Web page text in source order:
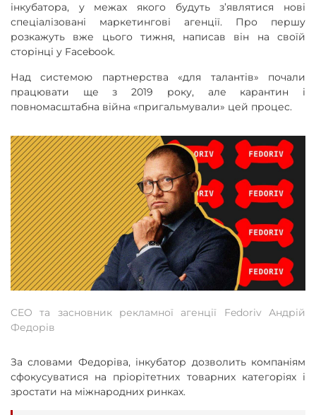
інкубатора, у межах якого будуть з’являтися нові
спеціалізовані маркетингові агенції. Про першу
розкажуть вже цього тижня, написав він на своїй
сторінці у Facebook.
Над системою партнерства «для талантів» почали
працювати ще з 2019 року, але карантин і
повномасштабна війна «пригальмували» цей процес.
CEO та засновник рекламної агенції Fedoriv Андрій
Федорів
За словами Федоріва, інкубатор дозволить компаніям
сфокусуватися на пріорітетних товарних категоріях і
зростати на міжнародних ринках.